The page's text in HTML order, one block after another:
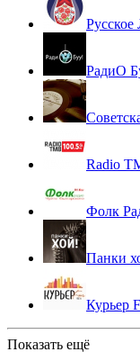
РадиО
Radio
Фолк
Панки
Курьер
Показать ещё